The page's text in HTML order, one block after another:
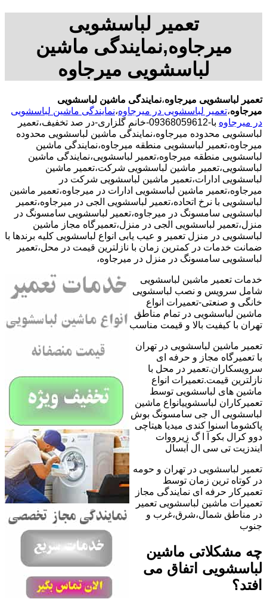
تعمیر لباسشویی
میرجاوه,نمایندگی ماشین
لباسشویی میرجاوه
تعمیر لباسشویی میرجاوه،نمایندگی ماشین لباسشویی
میرجاوه،تعمیر لباسشویی در میرجاوه،نمایندگی ماشین لباسشویی
در میرجاوه
با-09368059612-خانم گلزاری-در صد تخفیف،تعمیر
لباسشویی محدوده میرجاوه،نمایندگی ماشین لباسشویی محدوده
میرجاوه،تعمیر لباسشویی منطقه میرجاوه،نمایندگی ماشین
لباسشویی منطقه میرجاوه،تعمیر لباسشویی،نمایندگی ماشین
لباسشویی،تعمیر ماشین لباسشویی شرکت،تعمیر ماشین
لباسشویی ادارات،تعمیر ماشین لباسشویی شرکت در
میرجاوه،تعمیر ماشین لباسشویی ادارات در میرجاوه،تعمیر ماشین
لباسشویی با نرخ اتحاده،تعمیر لباسشویی الجی در میرجاوه،تعمیر
لباسشویی سامسونگ در میرجاوه،تعمیر لباسشویی سامسونگ در
منزل،تعمیر لباسشویی الجی در منزل،تعمیرگاه مجاز ماشین
لباسشویی در منزل تعمیر و عیب یابی انواع لباسشویی کلیه برندها با
ضمانت خدمات در کمترین زمان با نازلترین قیمت در محل،تعمیر
لباسشویی سامسونگ در منزل در میرجاوه،
خدمات تعمیر ماشین لباسشویی
شامل سرویس و نصب لباسشویی
خانگی و صنعتی-تعمیرات انواع
ماشین لباسشویی در تمام مناطق
تهران با کیفیت بالا و قیمت مناسب
تعمیر ماشین لباسشویی در تهران
با تعمیرگاه مجاز و حرفه ای
سرویسکاران.تعمیر در محل با
نازلترین قیمت.تعمیرات انواع
ماشین های لباسشویی توسط
تعمیرکاران لباسشوییانواع ماشین
لباسشویی ال جی سامسونگ بوش
پاکشوما اسنوا کندی میدیا هیتاچی
دوو کرال بکو آ ا گ زیرووات
ایندزیت تی سی ال آبسال
تعمیر لباسشویی در تهران و حومه
در کوتاه ترین زمان توسط
تعمیرکار حرفه ای نمایندگی مجاز
تعمیرات ماشین لباسشویی تعمیر
در مناطق شمال،شرق،غرب و
جنوب
چه مشکلاتی ماشین
لباسشویی اتفاق می
افتد؟